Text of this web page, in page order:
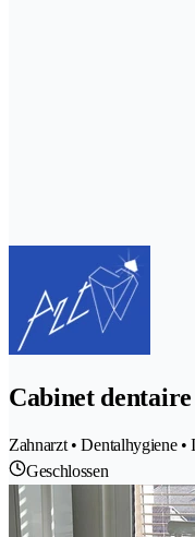
Cabinet
Zahnarzt • Dentalhygiene
Geschlossen